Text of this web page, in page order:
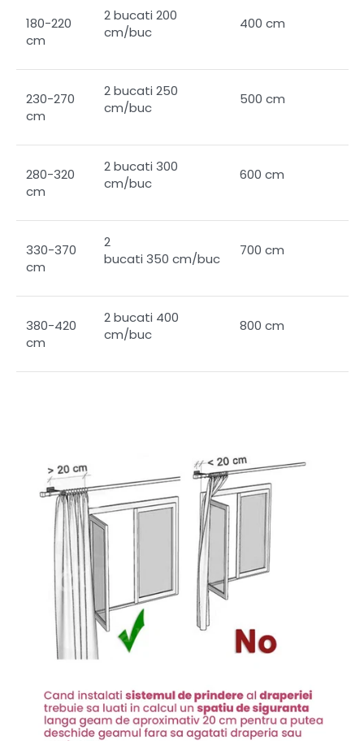
180-220
cm
2 bucati 200
cm/buc
400 cm
230-270
cm
2 bucati 250
cm/buc
500 cm
280-320
cm
2 bucati 300
cm/buc
600 cm
330-370
cm
2
bucati 350 cm/buc
700 cm
380-420
cm
2 bucati 400
cm/buc
800 cm